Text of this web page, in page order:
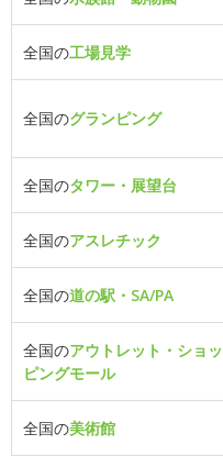
全国の工場見学
全国のグランピング
全国のタワー・展望台
全国のアスレチック
全国の道の駅・SA/PA
全国のアウトレット・ショッ
ピングモール
全国の美術館